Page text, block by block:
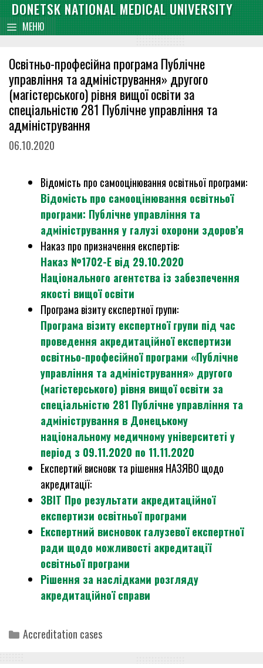
content
Skip
to
content
DONETSK NATIONAL MEDICAL UNIVERSITY
МЕНЮ
Освітньо-професійна програма Публічне
управління та адміністрування» другого
(магістерського) рівня вищої освіти за
спеціальністю 281 Публічне управління та
адміністрування
06.10.2020
Відомість про самооцінювання освітньої програми:
Відомість про самооцінювання освітньої
програми: Публічне управління та
адміністрування у галузі охорони здоров’я
Наказ про призначення експертів:
Наказ №1702-Е від 29.10.2020
Національного агентства із забезпечення
якості вищої освіти
Програма візиту єкспертної групи:
Програма візиту експертної групи під час
проведення акредитаційної експертизи
освітньо-професійної програми «Публічне
управління та адміністрування» другого
(магістерського) рівня вищої освіти за
спеціальністю 281 Публічне управління та
адміністрування в Донецькому
національному медичному університеті у
період з 09.11.2020 по 11.11.2020
Експертий висновк та рішення НАЗЯВО щодо
акредитації:
ЗВІТ Про результати акредитаційної
експертизи освітньої програми
Експертний висновок галузевої експертної
ради щодо можливості акредитації
освітньої програми
Рішення за наслідками розгляду
акредитаційної справи
Categories
Accreditation cases